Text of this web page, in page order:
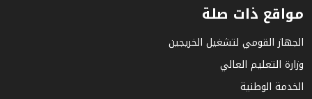
مواقع ذات صلة
الجهاز القومي لتشغيل الخريجين
وزارة التعليم العالي
الخدمة الوطنية